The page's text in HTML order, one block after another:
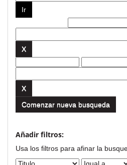
Comenzar nueva busqueda
Añadir filtros:
Usa los filtros para afinar la